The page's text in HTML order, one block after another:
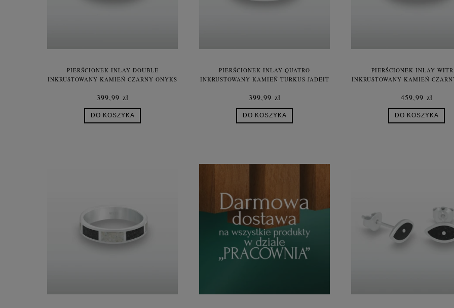
PIERŚCIONEK INLAY DOUBLE
INKRUSTOWANY KAMIEŃ CZARNY ONYKS
399,99 zł
DO KOSZYKA
PIERŚCIONEK INLAY QUATRO
INKRUSTOWANY KAMIEŃ TURKUS JADEIT
PERŁOWA SREBRO UNISEX
399,99 zł
DO KOSZYKA
PIERŚCIONEK INLAY
INKRUSTOWANY KAMIEŃ
TYGRYSIE OKO SREBRO
459,99 zł
DO KOSZYKA